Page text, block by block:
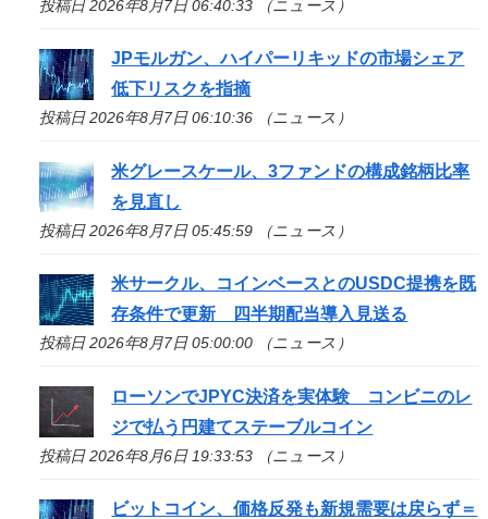
投稿日 2026年8月7日 06:40:33 （ニュース）
JPモルガン、ハイパーリキッドの市場シェア
低下リスクを指摘
投稿日 2026年8月7日 06:10:36 （ニュース）
米グレースケール、3ファンドの構成銘柄比率
を見直し
投稿日 2026年8月7日 05:45:59 （ニュース）
米サークル、コインベースとのUSDC提携を既
存条件で更新 四半期配当導入見送る
投稿日 2026年8月7日 05:00:00 （ニュース）
ローソンでJPYC決済を実体験 コンビニのレ
ジで払う円建てステーブルコイン
投稿日 2026年8月6日 19:33:53 （ニュース）
ビットコイン、価格反発も新規需要は戻らず＝